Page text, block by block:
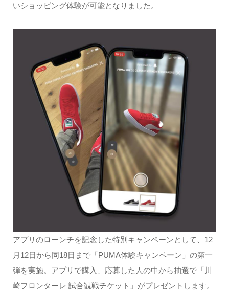
いショッピング体験が可能となりました。
アプリのローンチを記念した特別キャンペーンとして、12
月12日から同18日まで「PUMA体験キャンペーン」の第一
弾を実施。アプリで購入、応募した人の中から抽選で「川
崎フロンターレ 試合観戦チケット」がプレゼントします。